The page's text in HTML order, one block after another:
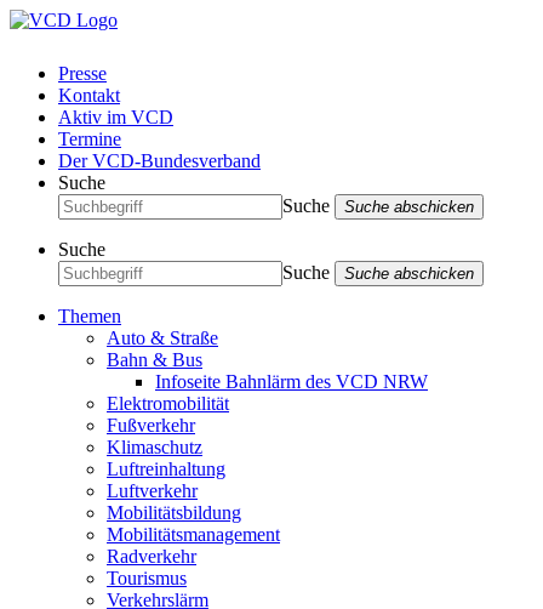
Presse
Kontakt
Aktiv im VCD
Termine
Der VCD-Bundesverband
Suche
Suche
Suche abschicken
Suche
Suche
Suche abschicken
Themen
Auto & Straße
Bahn & Bus
Infoseite Bahnlärm des VCD NRW
Elektromobilität
Fußverkehr
Klimaschutz
Luftreinhaltung
Luftverkehr
Mobilitätsbildung
Mobilitätsmanagement
Radverkehr
Tourismus
Verkehrslärm